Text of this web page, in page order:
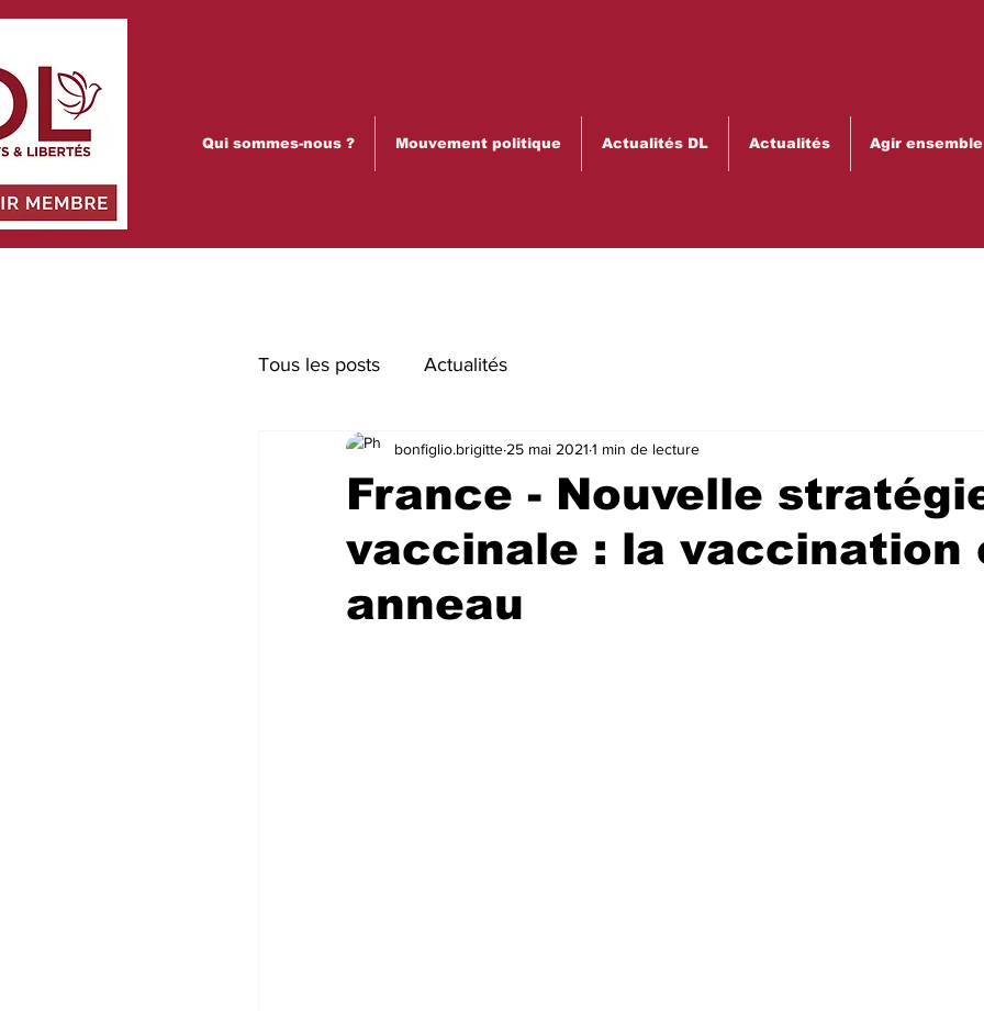
Qui sommes-nous ? Mouvement politique Actualités DL Actualités Agir ensemble
Tous les posts Actualités
France - Nouvelle
vaccinale : la vaccination
anneau
bonfiglio.brigitte 25 mai 2021 1 min de lecture